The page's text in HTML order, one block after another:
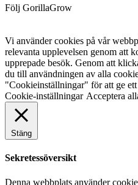
Följ GorillaGrow
Vi använder cookies på vår
relevanta upplevelsen genom att
upprepade besök. Genom att
du till användningen av alla
"Cookieinställningar" för att ge
Cookie-inställningar Acceptera
Stäng
Sekretessöversikt
Denna webbplats använder